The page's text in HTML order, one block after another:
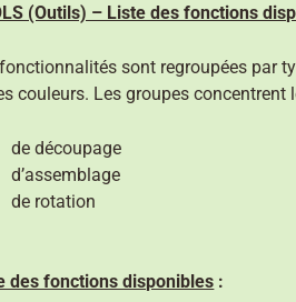
(Outils) – Liste des fonctions
sont regroupées par
couleurs. Les groupes concentrent
de découpage
d’assemblage
de rotation
des fonctions disponibles :